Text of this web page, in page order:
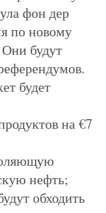
фон дер
по новому
будут
будет
на €7
нефть;
обходить